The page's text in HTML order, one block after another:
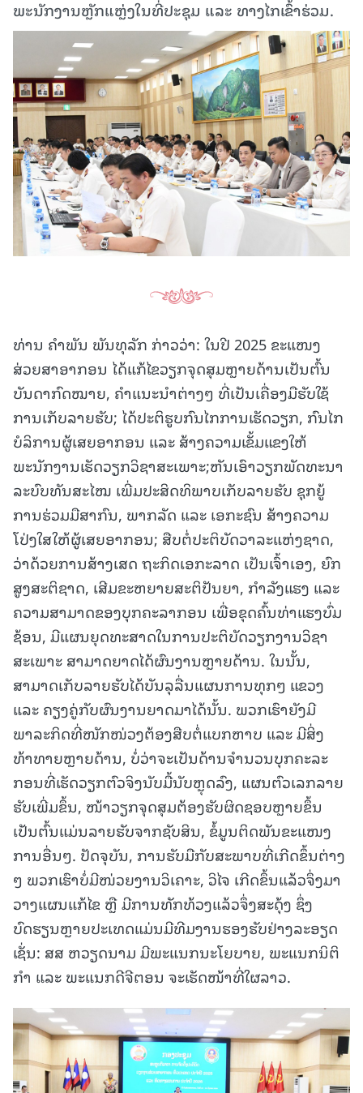
ພະນັກງານຫຼັກແຫຼ່ງໃນທີ່ປະຊຸມ ແລະ ທາງໄກເຂົ້າຮ່ວມ.
ທ່ານ ຄຳພັນ ພັນທຸລັກ ກ່າວວ່າ: ໃນປີ 2025 ຂະແໜງ
ສ່ວຍສາອາກອນ ໄດ້ແກ້ໄຂວຽກຈຸດສຸມຫຼາຍດ້ານເປັນຕົ້ນ
ບັນດາກົດໝາຍ, ຄໍາແນະນໍາຕ່າງໆ ທີ່ເປັນເຄື່ອງມືຮັບໃຊ້
ການເກັບລາຍຮັບ; ໄດ້ປະຕິຮູບກົນໄກການເຮັດວຽກ, ກົນໄກ
ບໍລິການຜູ້ເສຍອາກອນ ແລະ ສ້າງຄວາມເຂັ້ມແຂງໃຫ້
ພະນັກງານເຮັດວຽກວິຊາສະເພາະ;ຫັນເອົາວຽກພັດທະນາ
ລະບົບທັນສະໄໝ ເພີ່ມປະສິດທິພາບເກັບລາຍຮັບ ຊຸກຍູ້
ການຮ່ວມມືສາກົນ, ພາກລັດ ແລະ ເອກະຊົນ ສ້າງຄວາມ
ໂປ່ງໃສໃຫ້ຜູ້ເສຍອາກອນ; ສືບຕໍ່ປະຕິບັດວາລະແຫ່ງຊາດ,
ວ່າດ້ວຍການສ້າງເສດ ຖະກິດເອກະລາດ ເປັນເຈົ້າເອງ, ຍົກ
ສູງສະຕິຊາດ, ເສີມຂະຫຍາຍສະຕິປັນຍາ, ກໍາລັງແຮງ ແລະ
ຄວາມສາມາດຂອງບຸກຄະລາກອນ ເພື່ອຂຸດຄົ້ນທ່າແຮງບົ່ມ
ຊ້ອນ, ມີແຜນຍຸດທະສາດໃນການປະຕິບັດວຽກງານວິຊາ
ສະເພາະ ສາມາດຍາດໄດ້ຜົນງານຫຼາຍດ້ານ. ໃນນັ້ນ,
ສາມາດເກັບລາຍຮັບໄດ້ບັນລຸລື່ນແຜນການທຸກໆ ແຂວງ
ແລະ ຄຽງຄູ່ກັບຜົນງານຍາດມາໄດ້ນັ້ນ. ພວກເຮົາຍັງມີ
ພາລະກິດທີ່ໜັກໜ່ວງຕ້ອງສືບຕໍ່ແບກຫາບ ແລະ ມີສິ່ງ
ທ້າທາຍຫຼາຍດ້ານ, ບໍ່ວ່າຈະເປັນດ້ານຈໍານວນບຸກຄະລະ
ກອນທີ່ເຮັດວຽກຕົວຈິງນັບມື້ນັບຫຼຸດລົງ, ແຜນຕົວເລກລາຍ
ຮັບເພີ່ມຂຶ້ນ, ໜ້າວຽກຈຸດສຸມຕ້ອງຮັບຜິດຊອບຫຼາຍຂຶ້ນ
ເປັນຕົ້ນແມ່ນລາຍຮັບຈາກຊັບສິນ, ຂໍ້ມູນຕິດພັນຂະແໜງ
ການອື່ນໆ. ປັດຈຸບັນ, ການຮັບມືກັບສະພາບທີ່ເກີດຂຶ້ນຕ່າງ
ໆ ພວກເຮົາບໍ່ມີໜ່ວຍງານວິເຄາະ, ວິໄຈ ເກີດຂຶ້ນແລ້ວຈຶ່ງມາ
ວາງແຜນແກ້ໄຂ ຫຼື ມີການທັກທ້ວງແລ້ວຈຶ່ງສະດຸ້ງ ຊຶ່ງ
ບົດຮຽນຫຼາຍປະເທດແມ່ນມີທີມງານຮອງຮັບຢ່າງລະອຽດ
ເຊັ່ນ: ສສ ຫວຽດນາມ ມີພະແນກນະໂຍບາຍ, ພະແນກນິຕິ
ກໍາ ແລະ ພະແນກດີຈີຕອນ ຈະເຮັດໜ້າທີ່ໃຜລາວ.